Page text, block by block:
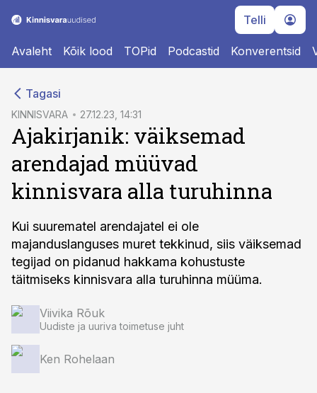
Telli
Avaleht Kõik lood TOPid Podcastid Konverentsid
Tagasi
KINNISVARA 27.12.23, 14:31
Ajakirjanik: väiksemad
arendajad müüvad
kinnisvara alla turuhinna
Kui suurematel arendajatel ei ole
majanduslanguses muret tekkinud, siis väiksemad
tegijad on pidanud hakkama kohustuste
täitmiseks kinnisvara alla turuhinna müüma.
Viivika Rõuk
Uudiste ja uuriva toimetuse juht
Ken Rohelaan